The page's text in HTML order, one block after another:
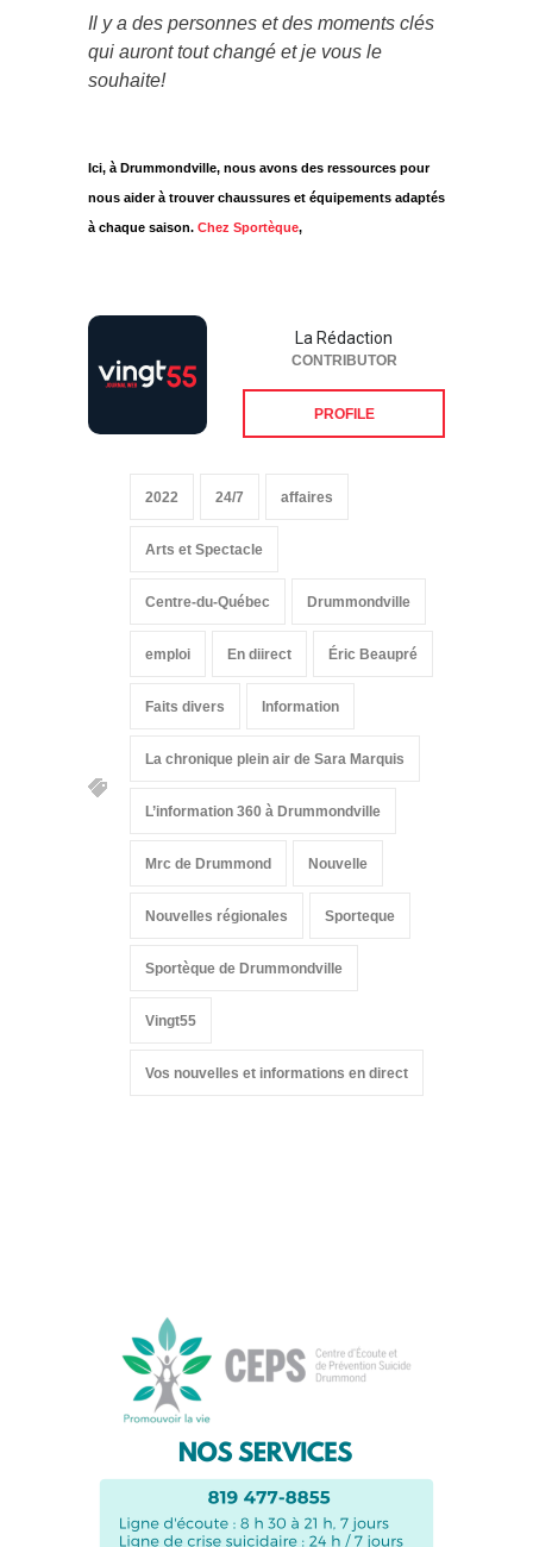
Il y a des personnes et des moments clés
qui auront tout changé et je vous le
souhaite!
Ici, à Drummondville, nous avons des ressources pour
nous aider à trouver chaussures et équipements adaptés
à chaque saison. Chez Sportèque,
La Rédaction
CONTRIBUTOR
PROFILE
2022 24/7 affaires
Arts et Spectacle
Centre-du-Québec Drummondville
emploi En diirect Éric Beaupré
Faits divers Information
La chronique plein air de Sara Marquis
L’information 360 à Drummondville
Mrc de Drummond Nouvelle
Nouvelles régionales Sporteque
Sportèque de Drummondville
Vingt55
Vos nouvelles et informations en direct